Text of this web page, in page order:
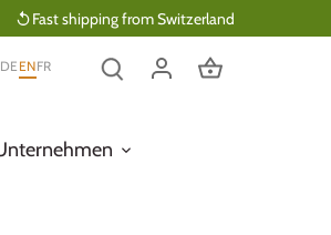
Fast shipping from Switzerland
DE ENFR